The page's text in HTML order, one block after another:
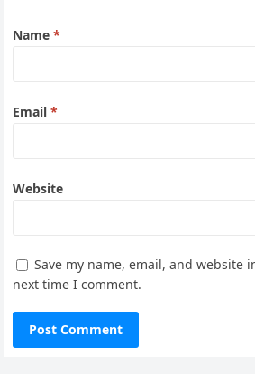
Name*
Email*
Website
Save my name, email, and website
next time I comment.